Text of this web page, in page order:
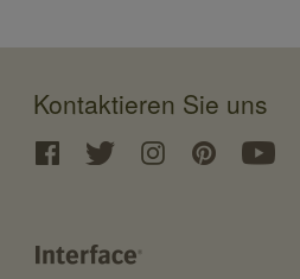
Kontaktieren Sie uns